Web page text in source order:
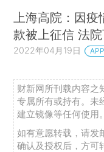
上海高院：因
款被上征信 法
2022年04月19日
财新网所刊载内容之
专属所有或持有。未
建立镜像等任何使用。
如有意愿转载，请发
确认及授权后，方可